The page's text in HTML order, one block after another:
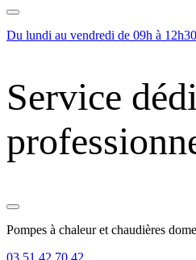
Du lundi au vendredi de 09h à 12h30
Service
Pompes à chaleur et chaudières